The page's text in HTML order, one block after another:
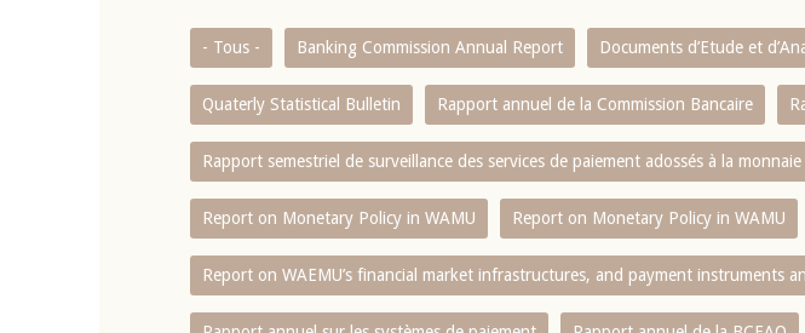
- Tous - Banking Commission Annual Report Documents d’Etude et
Quaterly Statistical Bulletin Rapport annuel de la Commission Bancaire
Rapport semestriel de surveillance des services de paiement adossés à la
Report on Monetary Policy in WAMU Report on Monetary Policy in WAMU
Report on WAEMU’s financial market infrastructures, and payment instruments